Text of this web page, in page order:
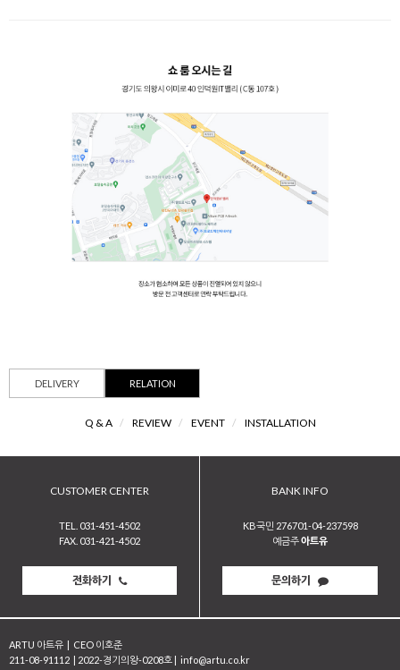
DELIVERY RELATION
Q & A / REVIEW / EVENT / INSTALLATION
CUSTOMER CENTER
TEL. 031-451-4502
FAX. 031-421-4502
전화하기
BANK INFO
KB국민 276701-04-237598
예금주아트유
문의하기
ARTU 아트유
CEO 이호준
211-08-91112
2022-경기의왕-0208호
info@artu.co.kr